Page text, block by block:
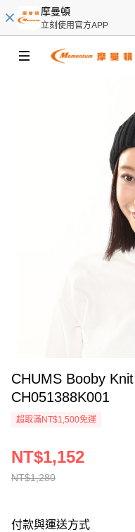
摩曼頓
立刻使用官方APP
CHUMS Booby
CH051388K001
超取滿NT$1,500免運
NT$1,280
NT$1,152
付款與運送方式